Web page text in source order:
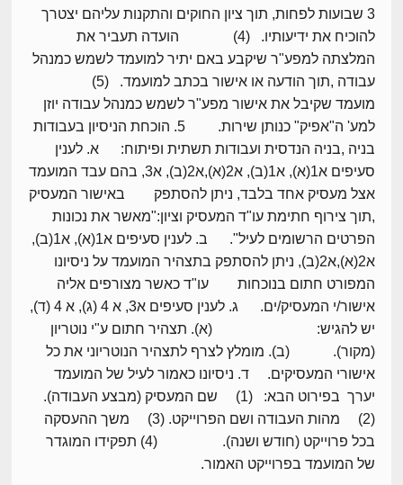
3 שבועות לפחות, תוך ציון החוקים והתקנות עליהם יצטרך
להוכיח את ידיעותיו. (4) הועדה תעביר את
המלצתה למפע"ר שיקבע באם יתיר למועמד לשמש כמנהל
עבודה ,תוך הודעה או אישור בכתב למועמד. (5)
מועמד שקיבל את אישור מפע"ר לשמש כמנהל עבודה יוזן
למע' ה"אפיק" כנותן שירות. 5. הוכחת הניסיון בעבודות
בניה ,בניה הנדסית ועבודות תשתית ופיתוח: א. לענין
סעיפים א1(א), א1(ב), א2(א),א2(ב), א3, בהם עבד המועמד
אצל מעסיק אחד בלבד, ניתן להסתפק באישור המעסיק
,תוך צירוף חתימת עו"ד המעסיק וציון:"מאשר את נכונות
הפרטים הרשומים לעיל". ב. לענין סעיפים א1(א), א1(ב),
א2(א),א2(ב), ניתן להסתפק בתצהיר המועמד על ניסיונו
המפורט חתום בנוכחות עו"ד כאשר מצורפים אליה
אישור/י המעסיק/ים. ג. לענין סעיפים א3, א 4 (ג), א 4 (ד),
יש להגיש: (א). תצהיר חתום ע"י נוטריון
(מקור). (ב). מומלץ לצרף לתצהיר הנוטריוני את כל
אישורי המעסיקים. ד. ניסיונו כאמור לעיל של המועמד
יערך בפירוט הבא: (1) שם המעסיק (מבצע העבודה).
(2) מהות העבודה ושם הפרוייקט. (3) משך ההעסקה
בכל פרוייקט (חודש ושנה). (4) תפקידו המוגדר
של המועמד בפרוייקט האמור.